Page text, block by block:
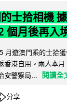
士拾相機
個月後再入
月遊澳門乘的士拾
香港自用。兩人本
安警察局...
閱讀全
分享